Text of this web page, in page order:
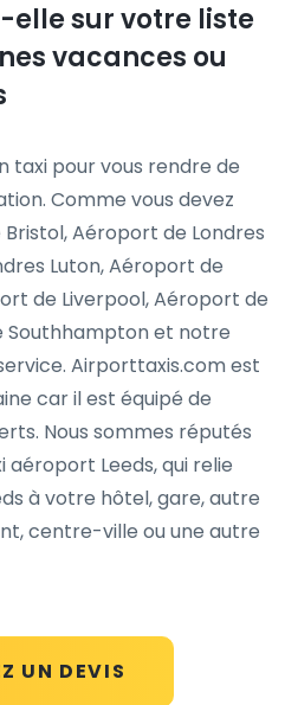
UN DEVIS
elle sur votre liste
vacances ou
taxi pour vous rendre de
Comme vous devez
Aéroport de Londres
Luton, Aéroport de
de Liverpool, Aéroport de
Southhampton et notre
Airporttaxis.com est
car il est équipé de
Nous sommes réputés
Leeds, qui relie
à votre hôtel, gare, autre
centre-ville ou une autre